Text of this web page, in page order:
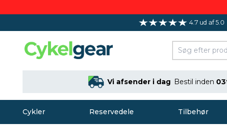
4.7 ud af 5.0
Vi afsender i dag Bestil inden
Cykler Reservedele Tilbehør